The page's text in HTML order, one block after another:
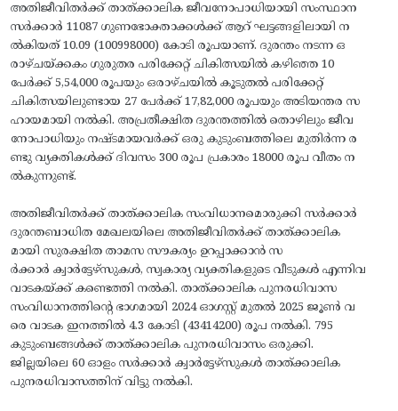
അതിജീവിതര്‍ക്ക് താത്ക്കാലിക ജീവനോപാധിയായി സംസ്ഥാന
സര്‍ക്കാര്‍ 11087 ഗുണഭോക്താക്കള്‍ക്ക് ആറ് ഘട്ടങ്ങളിലായി ന
ല്‍കിയത് 10.09 (100998000) കോടി രൂപയാണ്. ദുരന്തം നടന്ന ഒ
രാഴ്ചയ്ക്കകം ഗുരുതര പരിക്കേറ്റ് ചികിത്സയില്‍ കഴിഞ്ഞ 10
പേര്‍ക്ക് 5,54,000 രൂപയും ഒരാഴ്ചയില്‍ കൂടുതല്‍ പരിക്കേറ്റ്
ചികിത്സയിലുണ്ടായ 27 പേര്‍ക്ക് 17,82,000 രൂപയും അടിയന്തര സ
ഹായമായി നല്‍കി. അപ്രതീക്ഷിത ദുരന്തത്തില്‍ തൊഴിലും ജീവ
നോപാധിയും നഷ്ടമായവര്‍ക്ക് ഒരു കുടുംബത്തിലെ മുതിര്‍ന്ന ര
ണ്ടു വ്യക്തികള്‍ക്ക് ദിവസം 300 രൂപ പ്രകാരം 18000 രൂപ വീതം ന
ല്‍കുന്നുണ്ട്.
അതിജീവിതര്‍ക്ക് താത്ക്കാലിക സംവിധാനമൊരുക്കി സര്‍ക്കാര്‍
ദുരന്തബാധിത മേഖലയിലെ അതിജീവിതര്‍ക്ക് താത്ക്കാലിക
മായി സുരക്ഷിത താമസ സൗകര്യം ഉറപ്പാക്കാന്‍ സ
ര്‍ക്കാര്‍ ക്വാര്‍ട്ടേഴ്‌സുകള്‍, സ്വകാര്യ വ്യക്തികളുടെ വീടുകള്‍ എന്നിവ
വാടകയ്ക്ക് കണ്ടെത്തി നല്‍കി. താത്ക്കാലിക പുനരധിവാസ
സംവിധാനത്തിന്റെ ഭാഗമായി 2024 ഓഗസ്റ്റ് മുതല്‍ 2025 ജൂണ്‍ വ
രെ വാടക ഇനത്തില്‍ 4.3 കോടി (43414200) രൂപ നല്‍കി. 795
കുടുംബങ്ങള്‍ക്ക് താത്ക്കാലിക പുനരധിവാസം ഒരുക്കി.
ജില്ലയിലെ 60 ഓളം സര്‍ക്കാര്‍ ക്വാര്‍ട്ടേഴ്‌സുകള്‍ താത്ക്കാലിക
പുനരധിവാസത്തിന് വിട്ടു നല്‍കി.